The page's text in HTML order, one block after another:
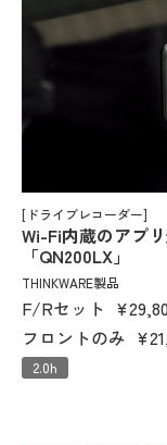
[ドライブレコーダー]
Wi-Fi内蔵のアプ
「QN200LX」
THINKWARE製品
F/Rセット
フロントのみ
2.0h